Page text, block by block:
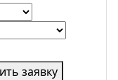
заявку